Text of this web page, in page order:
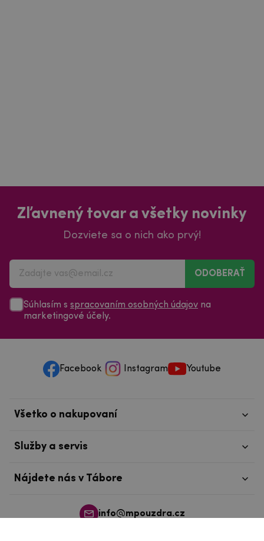
Zľavnený tovar a všetky novinky
Dozviete sa o nich ako prvý!
ODOBERAŤ
Súhlasím s spracovaním osobných údajov na
marketingové účely.
Facebook Instagram Youtube
info@mpouzdra.cz
Všetko o nakupovaní
Služby a servis
Nájdete nás v Tábore